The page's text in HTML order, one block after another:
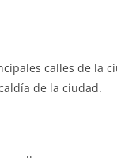
calles de la
de la ciudad.